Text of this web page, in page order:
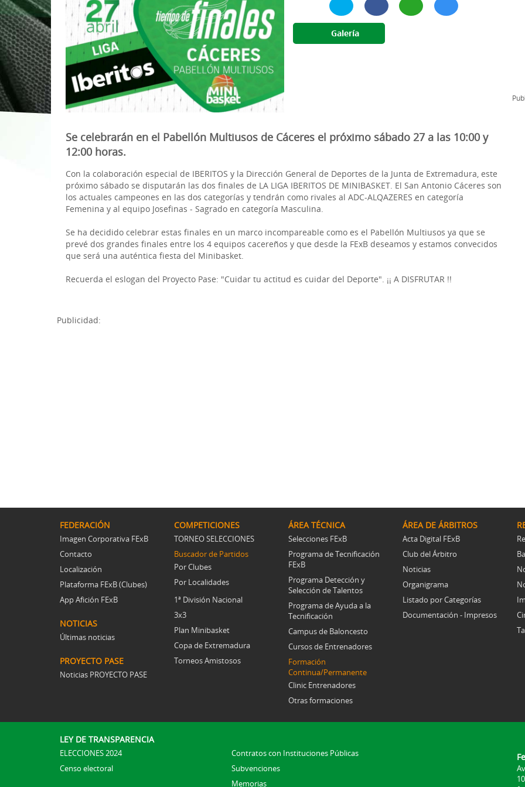
1ª División Nacional
3x3
Plan Minibasket
Copa de Extremadura
Torneos Amistosos
Formación Continua/Permanente
Clinic Entrenadores
Tarifas
Galería
Se celebrarán en el Pabellón Multiusos de Cáceres el próximo sábado 27 a las 10:00 y
12:00 horas.
Con la colaboración especial de IBERITOS y la Dirección General de Deportes de la Junta de Extremadura, este
próximo sábado se disputarán las dos finales de LA LIGA IBERITOS DE MINIBASKET. El San Antonio Cáceres son
los actuales campeones en las dos categorías y tendrán como rivales al ADC-ALQAZERES en categoría
Femenina y al equipo Josefinas - Sagrado en categoría Masculina.
Se ha decidido celebrar estas finales en un marco incompareable como es el Pabellón Multiusos ya que se
prevé dos grandes finales entre los 4 equipos cacereños y que desde la FExB deseamos y estamos convecidos
que será una auténtica fiesta del Minibasket.
Recuerda el eslogan del Proyecto Pase: "Cuidar tu actitud es cuidar del Deporte". ¡¡ A DISFRUTAR !!
Publicidad:
FEDERACIÓN
Imagen Corporativa FExB
Contacto
Localización
Plataforma FExB (Clubes)
App Afición FExB
NOTICIAS
Últimas noticias
PROYECTO PASE
Noticias PROYECTO PASE
COMPETICIONES
TORNEO SELECCIONES
Buscador de Partidos
Por Clubes
Por Localidades
1ª División Nacional
3x3
Plan Minibasket
Copa de Extremadura
Torneos Amistosos
ÁREA TÉCNICA
Selecciones FExB
Programa de Tecnificación
FExB
Programa Detección y
Selección de Talentos
Programa de Ayuda a la
Tecnificación
Campus de Baloncesto
Cursos de Entrenadores
Formación
Continua/Permanente
Clinic Entrenadores
Otras formaciones
ÁREA DE ÁRBITROS
Acta Digital FExB
Club del Árbitro
Noticias
Organigrama
Listado por Categorías
Documentación - Impresos
LEY DE TRANSPARENCIA
ELECCIONES 2024
Censo electoral
Contratos con Instituciones Públicas
Subvenciones
Memorias